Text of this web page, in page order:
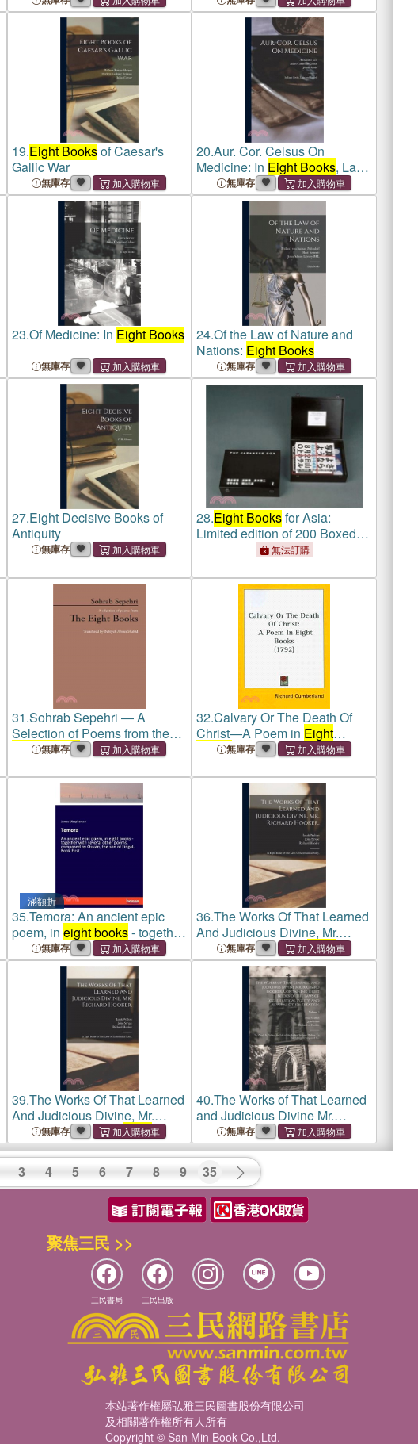
for the use of schools
19.Eight Booksof Caesar's
Gallic War
無庫存
20.Aur. Cor. Celsus On
Medicine: In Eight Books, Latin
and English
無庫存
23.Of Medicine: In Eight Books
無庫存
24.Of the Law of Nature and
Nations: Eight Books
無庫存
27.Eight Decisive Books of
Antiquity
無庫存
28.Eight Booksfor Asia:
Limited edition of 200 Boxed
無法訂購
31.Sohrab Sepehri ― A
Selection of Poems from the
Eight Books
無庫存
32.Calvary Or The Death Of
Christ—A Poem in Eight
Books無庫存
滿額折
35.Temora: An ancient epic
poem, in eight books- together
with several other poems,
composed by Ossian, the son
of Fingal. Book
無庫存
36.The Works Of That Learned
And Judicious Divine, Mr.
Richard Hooker,: InEight
BooksOf The Laws Of
Ecclesiastical Polity,
無庫存
39.The Works Of That Learned
And Judicious Divine, Mr.
Richard Hooker,: InEight
BooksOf The Laws Of
Ecclesiastical Polity,
無庫存
40.The Works of That Learned
and Judicious Divine Mr.
Richard Hooker, Containing
Eight Booksof the Laws of
Ecclesiastical Polity, and
Several Other Trea
無庫存
3 4 5 6 7 8 9 35
聚焦三民 >>
三民書局 三民出版
本站著作權屬弘雅三民圖書股份有限公司
及相關著作權所有人所有
Copyright © San Min Book Co.,Ltd.